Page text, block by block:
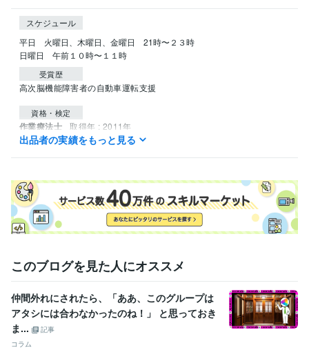
スケジュール
平日　火曜日、木曜日、金曜日　21時〜２３時
日曜日　午前１０時〜１１時
受賞歴
高次脳機能障害者の自動車運転支援
資格・検定
作業療法士 取得年 : 2011年
介護福祉士 取得年 : 2008年
出品者の実績をもっと見る
このブログを見た人にオススメ
仲間外れにされたら、「ああ、このグループは
アタシには合わなかったのね！」 と思っておき
ま...
記事
コラム